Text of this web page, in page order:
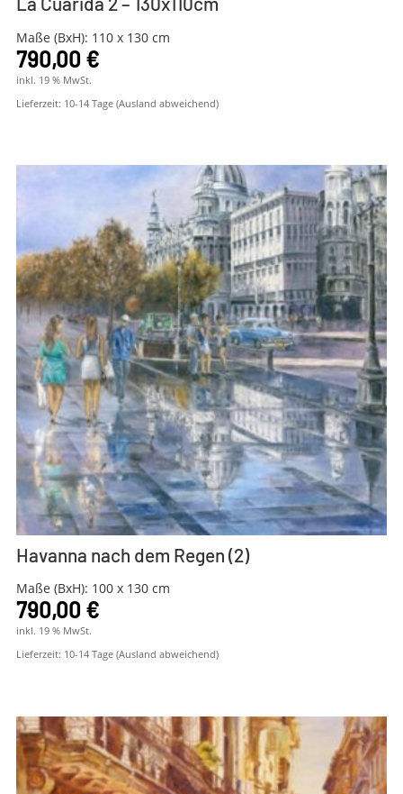
Maße (BxH): 110 x 130 cm
790,00 €
inkl. 19 % MwSt.
Lieferzeit: 10-14 Tage (Ausland abweichend)
Havanna nach dem Regen (2)
Maße (BxH): 100 x 130 cm
790,00 €
inkl. 19 % MwSt.
Lieferzeit: 10-14 Tage (Ausland abweichend)